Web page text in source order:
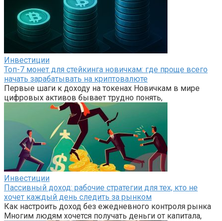
Инвестиции
Топ-7 монет для стейкинга новичкам: где проще всего
начать зарабатывать на криптовалюте
Первые шаги к доходу на токенах Новичкам в мире
цифровых активов бывает трудно понять,
Инвестиции
Пассивный доход: рабочие стратегии для тех, кто не
хочет каждый день следить за рынком
Как настроить доход без ежедневного контроля рынка
Многим людям хочется получать деньги от капитала,